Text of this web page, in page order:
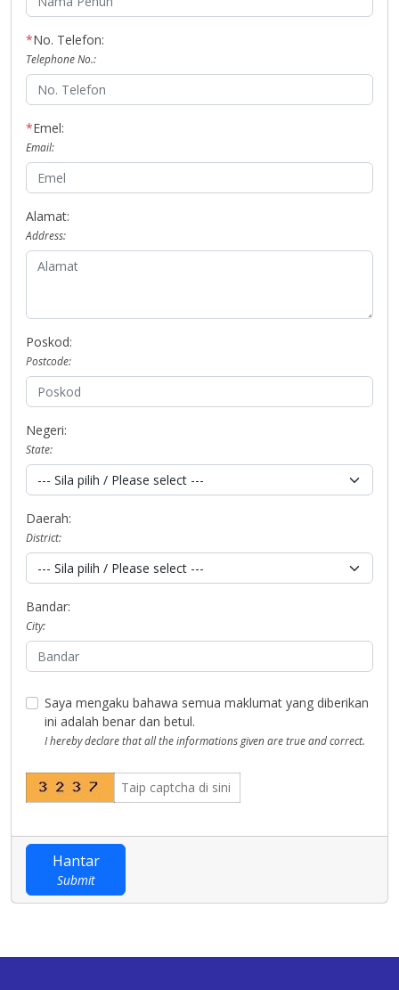
*No. Telefon:
Telephone No.:
*Emel:
Email:
Alamat:
Address:
Poskod:
Postcode:
Negeri:
State:
Daerah:
District:
Bandar:
City:
Saya mengaku bahawa semua maklumat yang diberikan
ini adalah benar dan betul.
I hereby declare that all the informations given are true and correct.
Hantar
Submit